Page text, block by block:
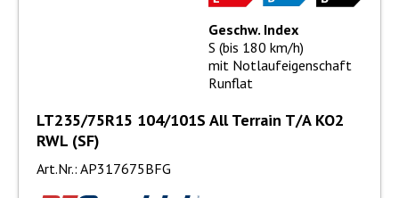
LT235/75R15 104/101S All Terrain T/A KO2
RWL (SF)
Art.Nr.: AP317675BFG
Geschw. Index
S (bis 180 km/h)
mit Notlaufeigenschaft
Runflat